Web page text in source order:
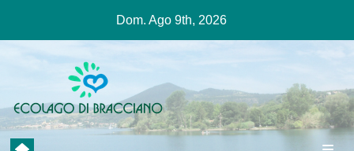
contenuto
Dom. Ago 9th, 2026